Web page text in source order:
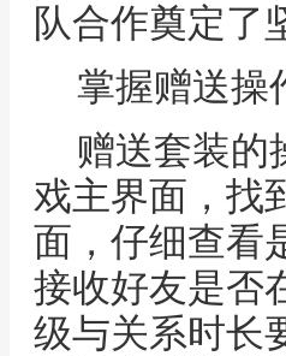
队合作奠定了
掌握赠送操
赠送套装的
戏主界面，找
面，仔细查看
接收好友是否
级与关系时长